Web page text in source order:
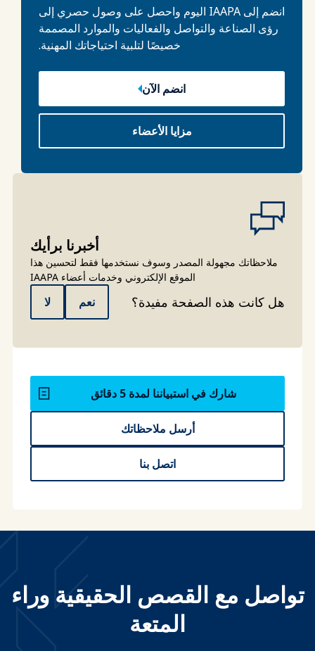
انضم إلى IAAPA اليوم واحصل على وصول حصري إلى
رؤى الصناعة والتواصل والفعاليات والموارد المصممة
خصيصًا لتلبية احتياجاتك المهنية.
انضم الآن
مزايا الأعضاء
أخبرنا برأيك
ملاحظاتك مجهولة المصدر وسوف نستخدمها فقط لتحسين هذا
الموقع الإلكتروني وخدمات أعضاء IAAPA
هل كانت هذه الصفحة مفيدة؟ نعم لا
شارك في استبياننا لمدة 5 دقائق
أرسل ملاحظاتك
اتصل بنا
تواصل مع القصص الحقيقية وراء
المتعة